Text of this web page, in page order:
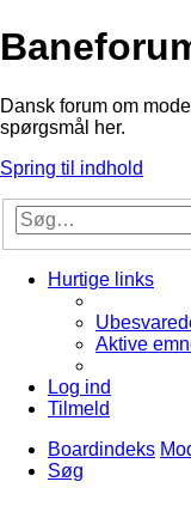
Dansk forum om
spørgsmål her.
Spring til indhold
Hurtige links
Aktive
Log ind
Tilmeld
Boardindeks
Søg